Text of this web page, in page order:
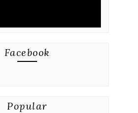
Facebook
Popular